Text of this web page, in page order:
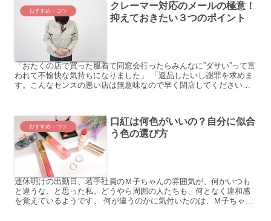
おすすめ・コツ
クレーマー対応のメールの極意！
抑えておきたい３つのポイント
「おたくの店で買った服着て同窓会行ったらみんなに”ダサい”って言
われて不愉快な気持ちになりました」 「返品したいし謝罪を求めま
す。こんなセンスの悪い店は無意味なので早く閉店してください」
おすすめ・コツ
口紅は何色がいいの？自分に似合
う色の選び方
連休明けの出勤日、若手社員のＭ子ちゃんの雰囲気が、何かいつも
と違うな、と思った私。どうやら周囲の人たちも、何となく違和感
を覚えているようです。 何が違うのかに気付いたのは、Ｍ子ちゃん